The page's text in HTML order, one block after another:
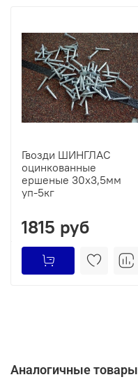
Гвозди ШИНГЛАС
оцинкованные
ершеные 30х3,5мм
уп-5кг
1815 руб
Аналогичные товары